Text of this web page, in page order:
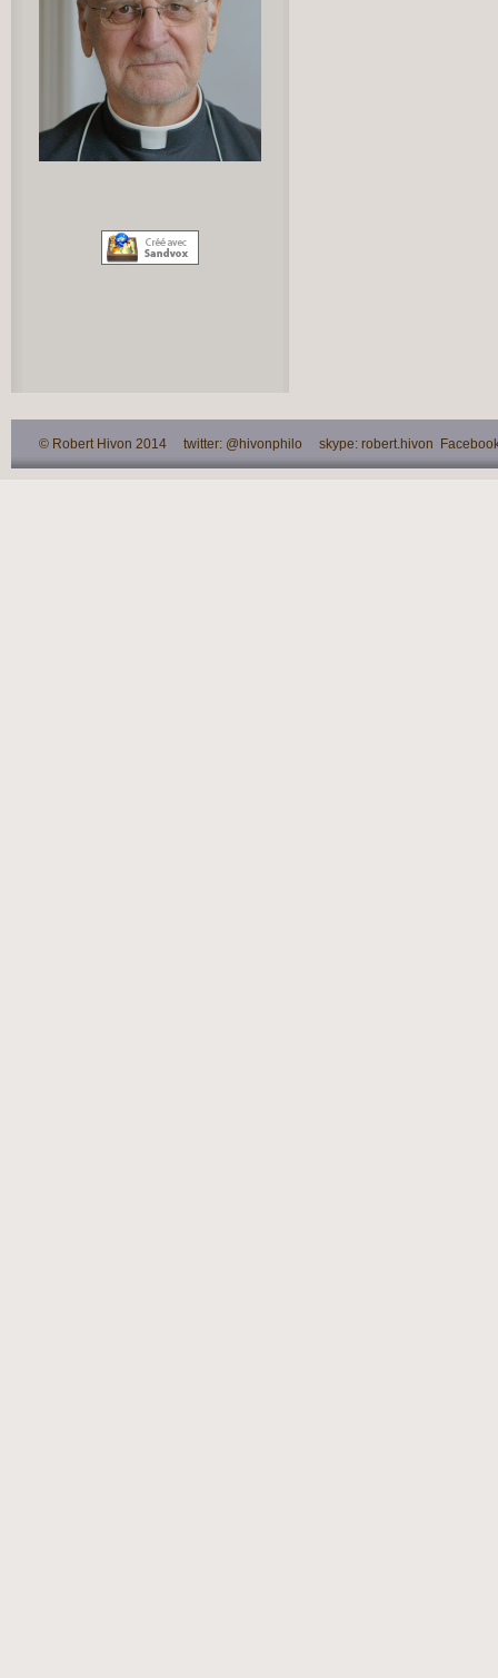
© Robert Hivon 2014 twitter: @hivonphilo skype: robert.hivon